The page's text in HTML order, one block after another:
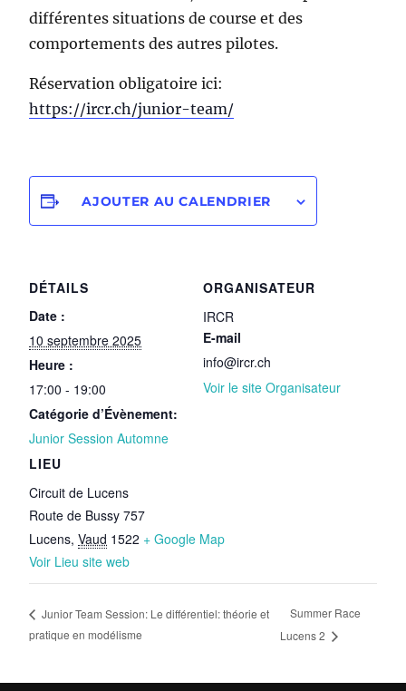
différentes situations de course et des
comportements des autres pilotes.
Réservation obligatoire ici:
https://ircr.ch/junior-team/
AJOUTER AU CALENDRIER
DÉTAILS
Date :
10 septembre 2025
Heure :
17:00 - 19:00
Catégorie d’Évènement:
Junior Session Automne
LIEU
Circuit de Lucens
Route de Bussy 757
Lucens, Vaud 1522 + Google Map
Voir Lieu site web
ORGANISATEUR
IRCR
E-mail
info@ircr.ch
Voir le site Organisateur
Junior Team Session: Le différentiel: théorie et
pratique en modélisme
Summer Race
Lucens 2